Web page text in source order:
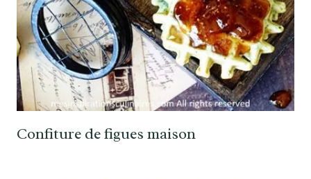
Confiture de figues maison